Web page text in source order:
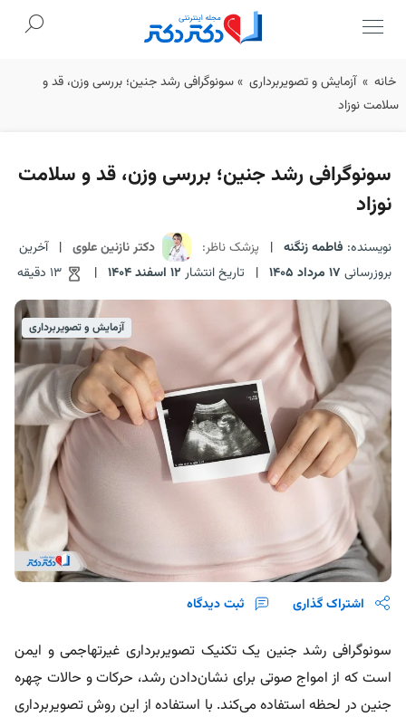
Skip
خانه » آزمایش و تصویربرداری »سونوگرافی رشد جنین؛ بررسی وزن، قد و
سلامت نوزاد
سونوگرافی رشد جنین؛ بررسی وزن، قد و سلامت
نوزاد
نویسنده: فاطمه زنگنه | پزشک ناظر: دکتر نازنین علوی | آخرین
بروزرسانی 17 مرداد 1405 | تاریخ انتشار 12 اسفند 1404 |
آزمایش و تصویربرداری
اشتراک گذاری ثبت دیدگاه
سونوگرافی رشد جنین یک تکنیک تصویربرداری غیرتهاجمی و ایمن
است که از امواج صوتی برای نشان‌دادن رشد، حرکات و حالات چهره
جنین در لحظه استفاده می‌کند. با استفاده از این روش تصویربرداری